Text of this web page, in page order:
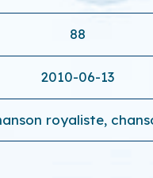
88
2010-06-13
royaliste,